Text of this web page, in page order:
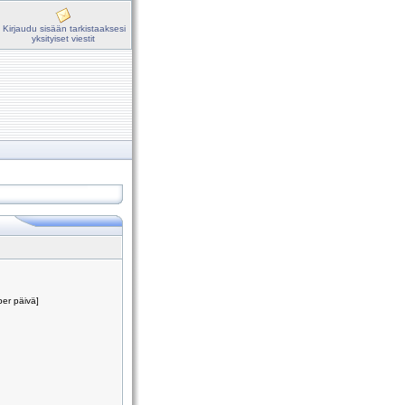
Kirjaudu sisään tarkistaaksesi
yksityiset viestit
päivä]